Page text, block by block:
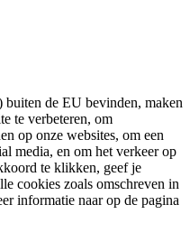
buiten de EU bevinden, maken
te verbeteren, om
op onze websites, om een
media, en om het verkeer op
te klikken, geef je
cookies zoals omschreven in
informatie naar op de pagina